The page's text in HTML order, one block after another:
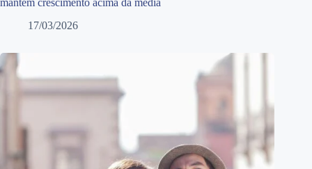
mantém crescimento acima da média
17/03/2026